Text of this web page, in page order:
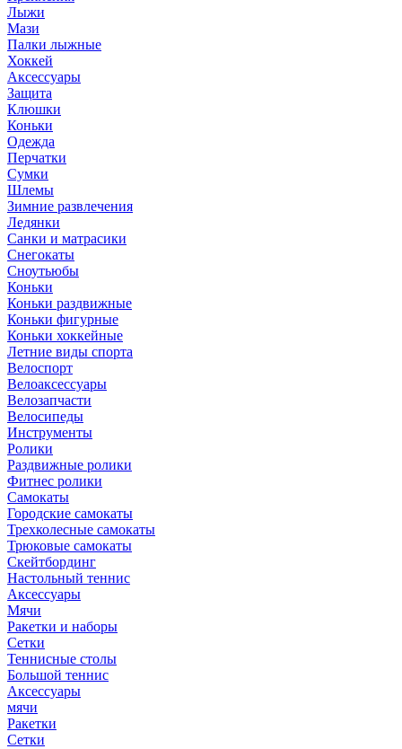
Лыжи
Мази
Палки лыжные
Хоккей
Аксессуары
Защита
Клюшки
Коньки
Одежда
Перчатки
Сумки
Шлемы
Зимние развлечения
Ледянки
Санки и матрасики
Снегокаты
Сноутьюбы
Коньки
Коньки раздвижные
Коньки фигурные
Коньки хоккейные
Летние виды спорта
Велоспорт
Велоаксессуары
Велозапчасти
Велосипеды
Инструменты
Ролики
Раздвижные ролики
Фитнес ролики
Самокаты
Городские самокаты
Трехколесные самокаты
Трюковые самокаты
Скейтбординг
Настольный теннис
Аксессуары
Мячи
Ракетки и наборы
Сетки
Теннисные столы
Большой теннис
Аксессуары
мячи
Ракетки
Сетки